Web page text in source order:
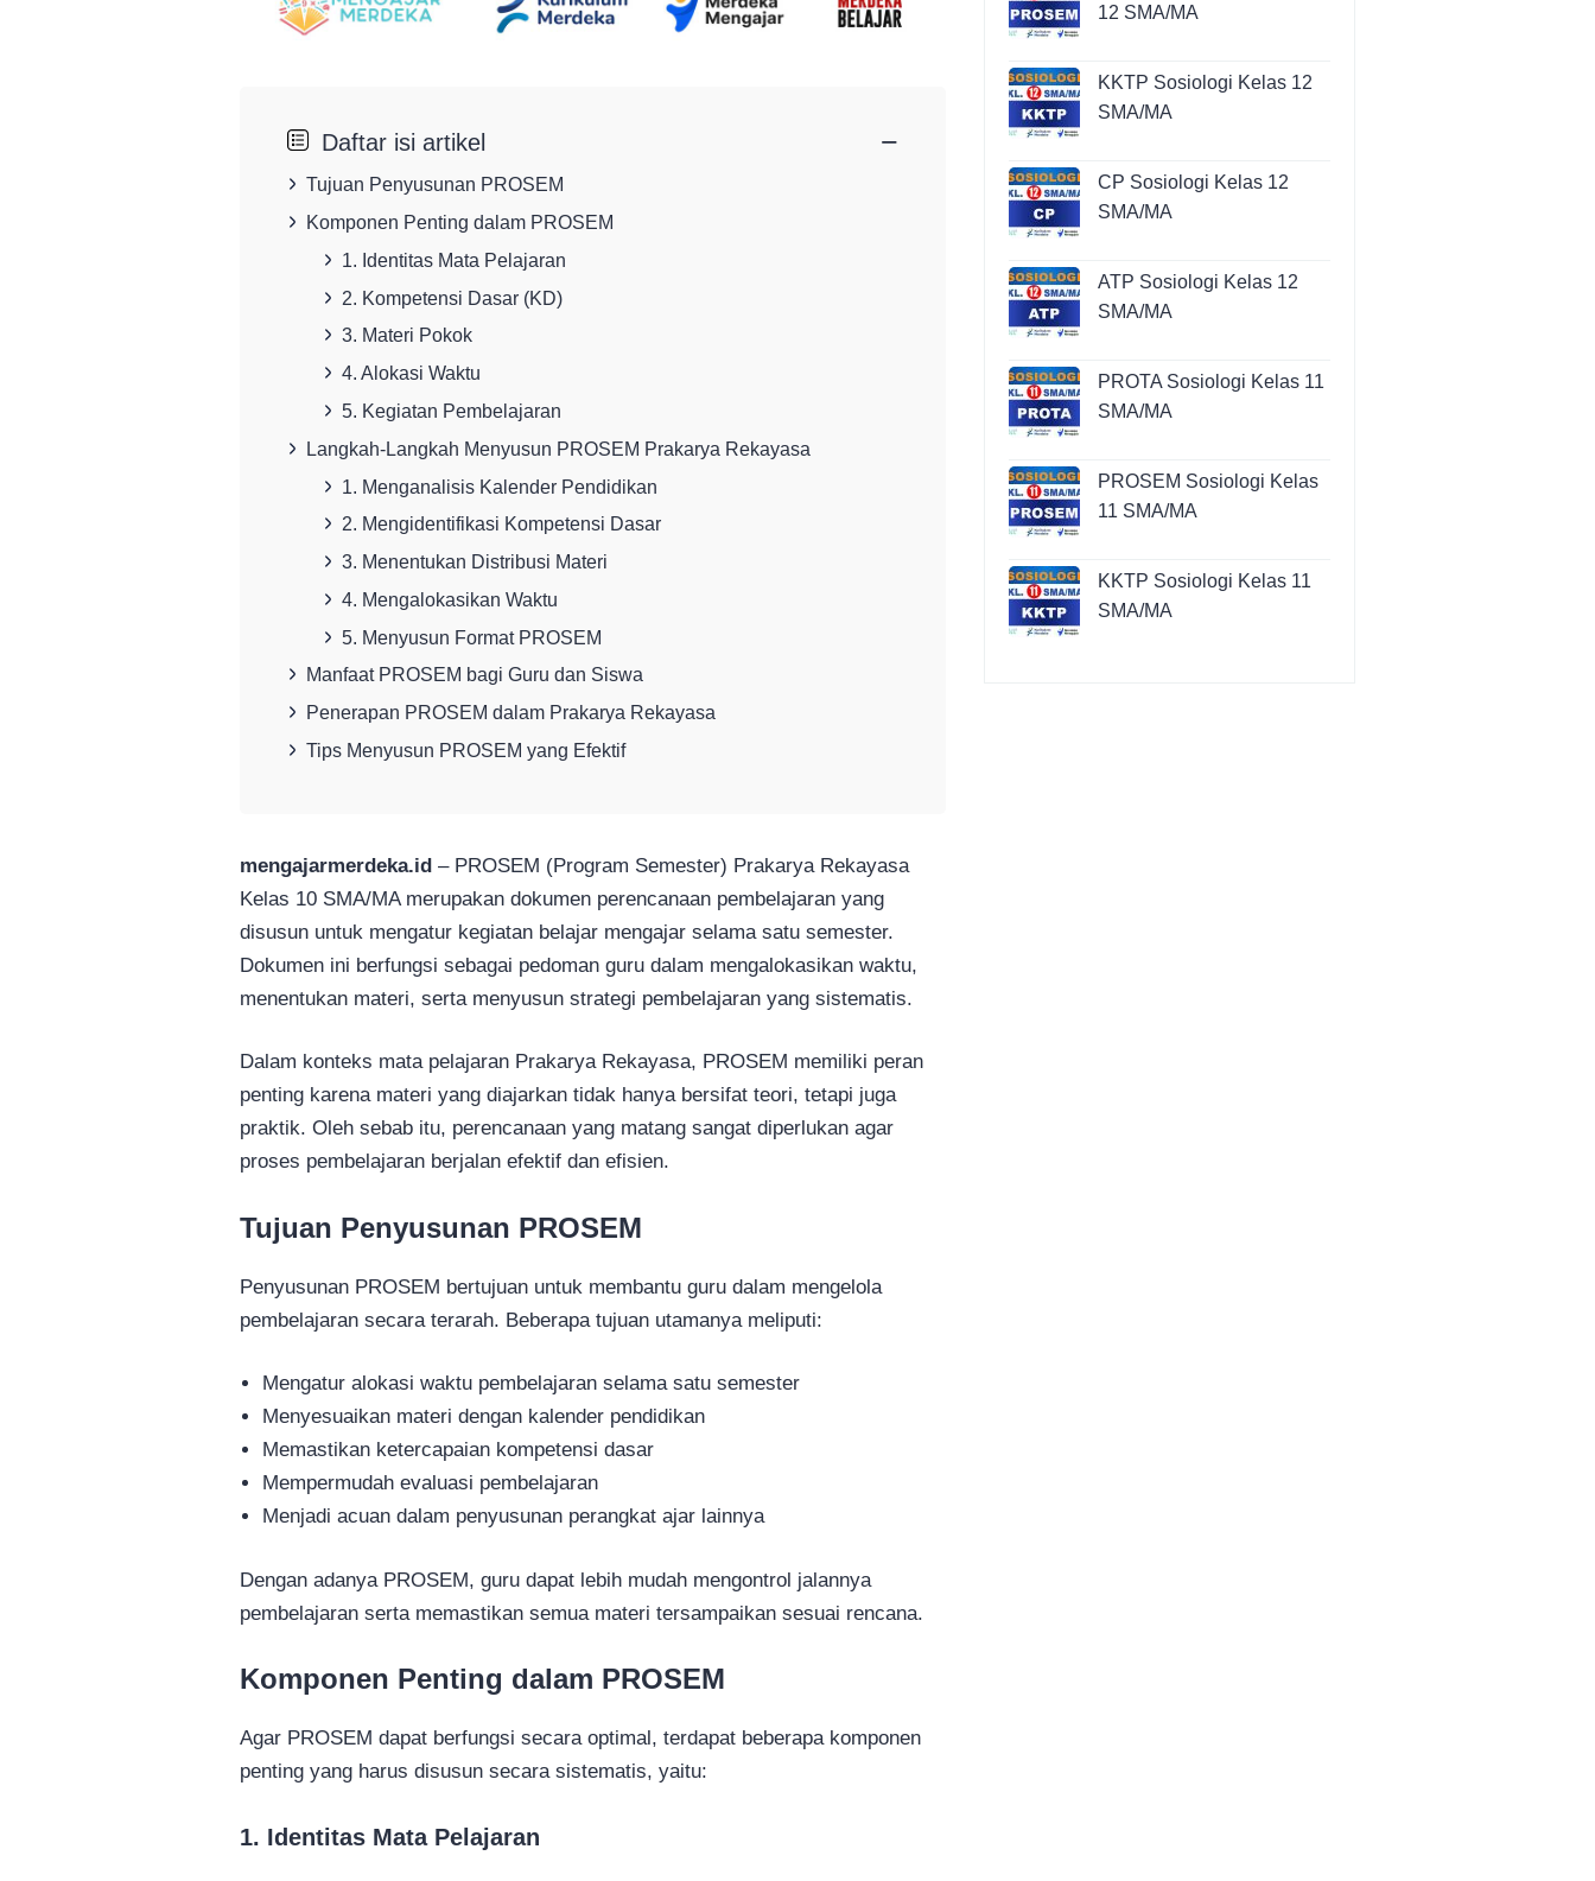
Daftar isi artikel −
Tujuan Penyusunan PROSEM
Komponen Penting dalam PROSEM
1. Identitas Mata Pelajaran
2. Kompetensi Dasar (KD)
3. Materi Pokok
4. Alokasi Waktu
5. Kegiatan Pembelajaran
Langkah-Langkah Menyusun PROSEM Prakarya Rekayasa
1. Menganalisis Kalender Pendidikan
2. Mengidentifikasi Kompetensi Dasar
3. Menentukan Distribusi Materi
4. Mengalokasikan Waktu
5. Menyusun Format PROSEM
Manfaat PROSEM bagi Guru dan Siswa
Penerapan PROSEM dalam Prakarya Rekayasa
Tips Menyusun PROSEM yang Efektif
mengajarmerdeka.id – PROSEM (Program Semester) Prakarya Rekayasa
Kelas 10 SMA/MA merupakan dokumen perencanaan pembelajaran yang
disusun untuk mengatur kegiatan belajar mengajar selama satu semester.
Dokumen ini berfungsi sebagai pedoman guru dalam mengalokasikan waktu,
menentukan materi, serta menyusun strategi pembelajaran yang sistematis.
Dalam konteks mata pelajaran Prakarya Rekayasa, PROSEM memiliki peran
penting karena materi yang diajarkan tidak hanya bersifat teori, tetapi juga
praktik. Oleh sebab itu, perencanaan yang matang sangat diperlukan agar
proses pembelajaran berjalan efektif dan efisien.
Tujuan Penyusunan PROSEM
Penyusunan PROSEM bertujuan untuk membantu guru dalam mengelola
pembelajaran secara terarah. Beberapa tujuan utamanya meliputi:
Mengatur alokasi waktu pembelajaran selama satu semester
Menyesuaikan materi dengan kalender pendidikan
Memastikan ketercapaian kompetensi dasar
Mempermudah evaluasi pembelajaran
Menjadi acuan dalam penyusunan perangkat ajar lainnya
Dengan adanya PROSEM, guru dapat lebih mudah mengontrol jalannya
pembelajaran serta memastikan semua materi tersampaikan sesuai rencana.
Komponen Penting dalam PROSEM
Agar PROSEM dapat berfungsi secara optimal, terdapat beberapa komponen
penting yang harus disusun secara sistematis, yaitu:
1. Identitas Mata Pelajaran
12 SMA/MA
KKTP Sosiologi Kelas 12
SMA/MA
CP Sosiologi Kelas 12
SMA/MA
ATP Sosiologi Kelas 12
SMA/MA
PROTA Sosiologi Kelas 11
SMA/MA
PROSEM Sosiologi Kelas
11 SMA/MA
KKTP Sosiologi Kelas 11
SMA/MA